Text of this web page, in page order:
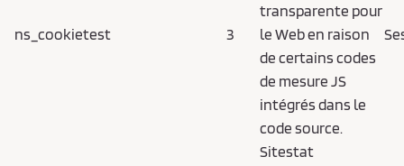
ns_cookietest 3
transparente pour
le Web en raison
de certains codes
de mesure JS
intégrés dans le
code source.
Sitestat